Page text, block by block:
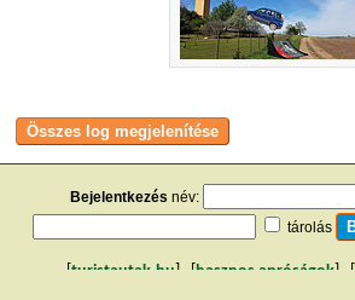
Bejelentkezés név:
tárolás
[turistautak.hu ] [hasznos apróságok] [